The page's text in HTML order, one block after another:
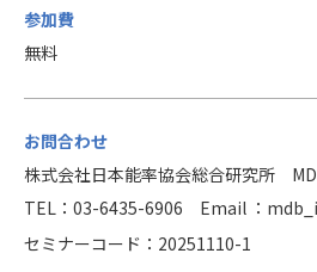
参加費
無料
お問合わせ
株式会社日本能率協会総合研究所
TEL：03-6435-6906 Email ：
セミナーコード：20251110-1